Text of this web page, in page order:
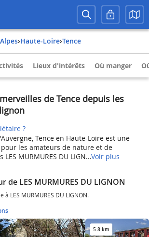
› Haute-Loire› Tence
Lieux d'intérêts Où manger
de Tence depuis les
?
Tence en Haute-Loire est une
les amateurs de nature et de
MURMURES DU LIGN...Voir plus
de LES MURMURES DU LIGNON
à LES MURMURES DU LIGNON.
5.8 km